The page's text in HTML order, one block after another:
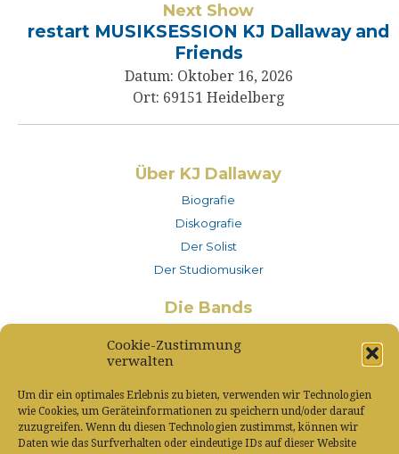
Cookie-Zustimmung
verwalten
Um dir ein optimales Erlebnis zu bieten, verwenden wir Technologien
wie Cookies, um Geräteinformationen zu speichern und/oder darauf
zuzugreifen. Wenn du diesen Technologien zustimmst, können wir
Daten wie das Surfverhalten oder eindeutige IDs auf dieser Website
Next Show
restart MUSIKSESSION KJ Dallaway and
Friends
Datum: Oktober 16, 2026
Ort: 69151 Heidelberg
Über KJ Dallaway
Biografie
Diskografie
Der Solist
Der Studiomusiker
Die Bands
– MusikerINNEN
– Referenzen
– Technik
Duo/Trio/Quartett